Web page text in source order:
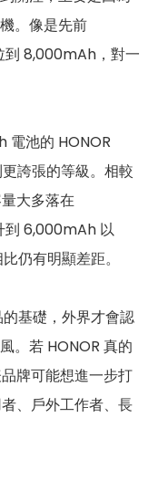
。像是先前
到 8,000mAh，對一
電池的 HONOR
誇張的等級。相較
大多落在
到 6,000mAh 以
仍有明顯差距。
基礎，外界才會認
。若 HONOR 真的
牌可能想進一步打
、戶外工作者、長